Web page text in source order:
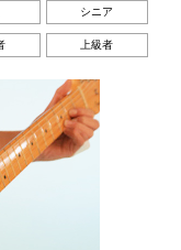
シニア
上級者